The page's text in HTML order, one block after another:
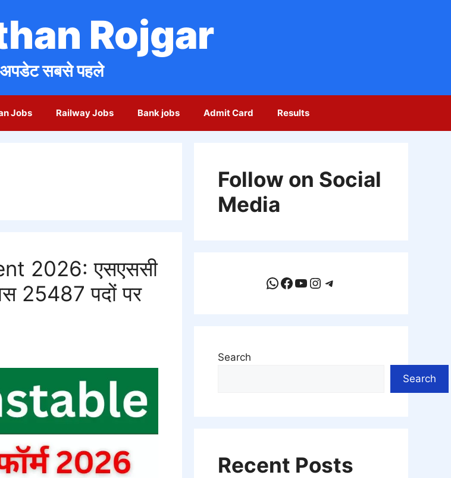
Rojgar
अपडेट सबसे पहले
Jobs Railway Jobs Bank jobs Admit Card Results
2026: एसएससी
25487 पदों पर
Follow on Social
Media
WhatsApp
Facebook
YouTube
Instagram
Telegram
Search
Search
Recent Posts